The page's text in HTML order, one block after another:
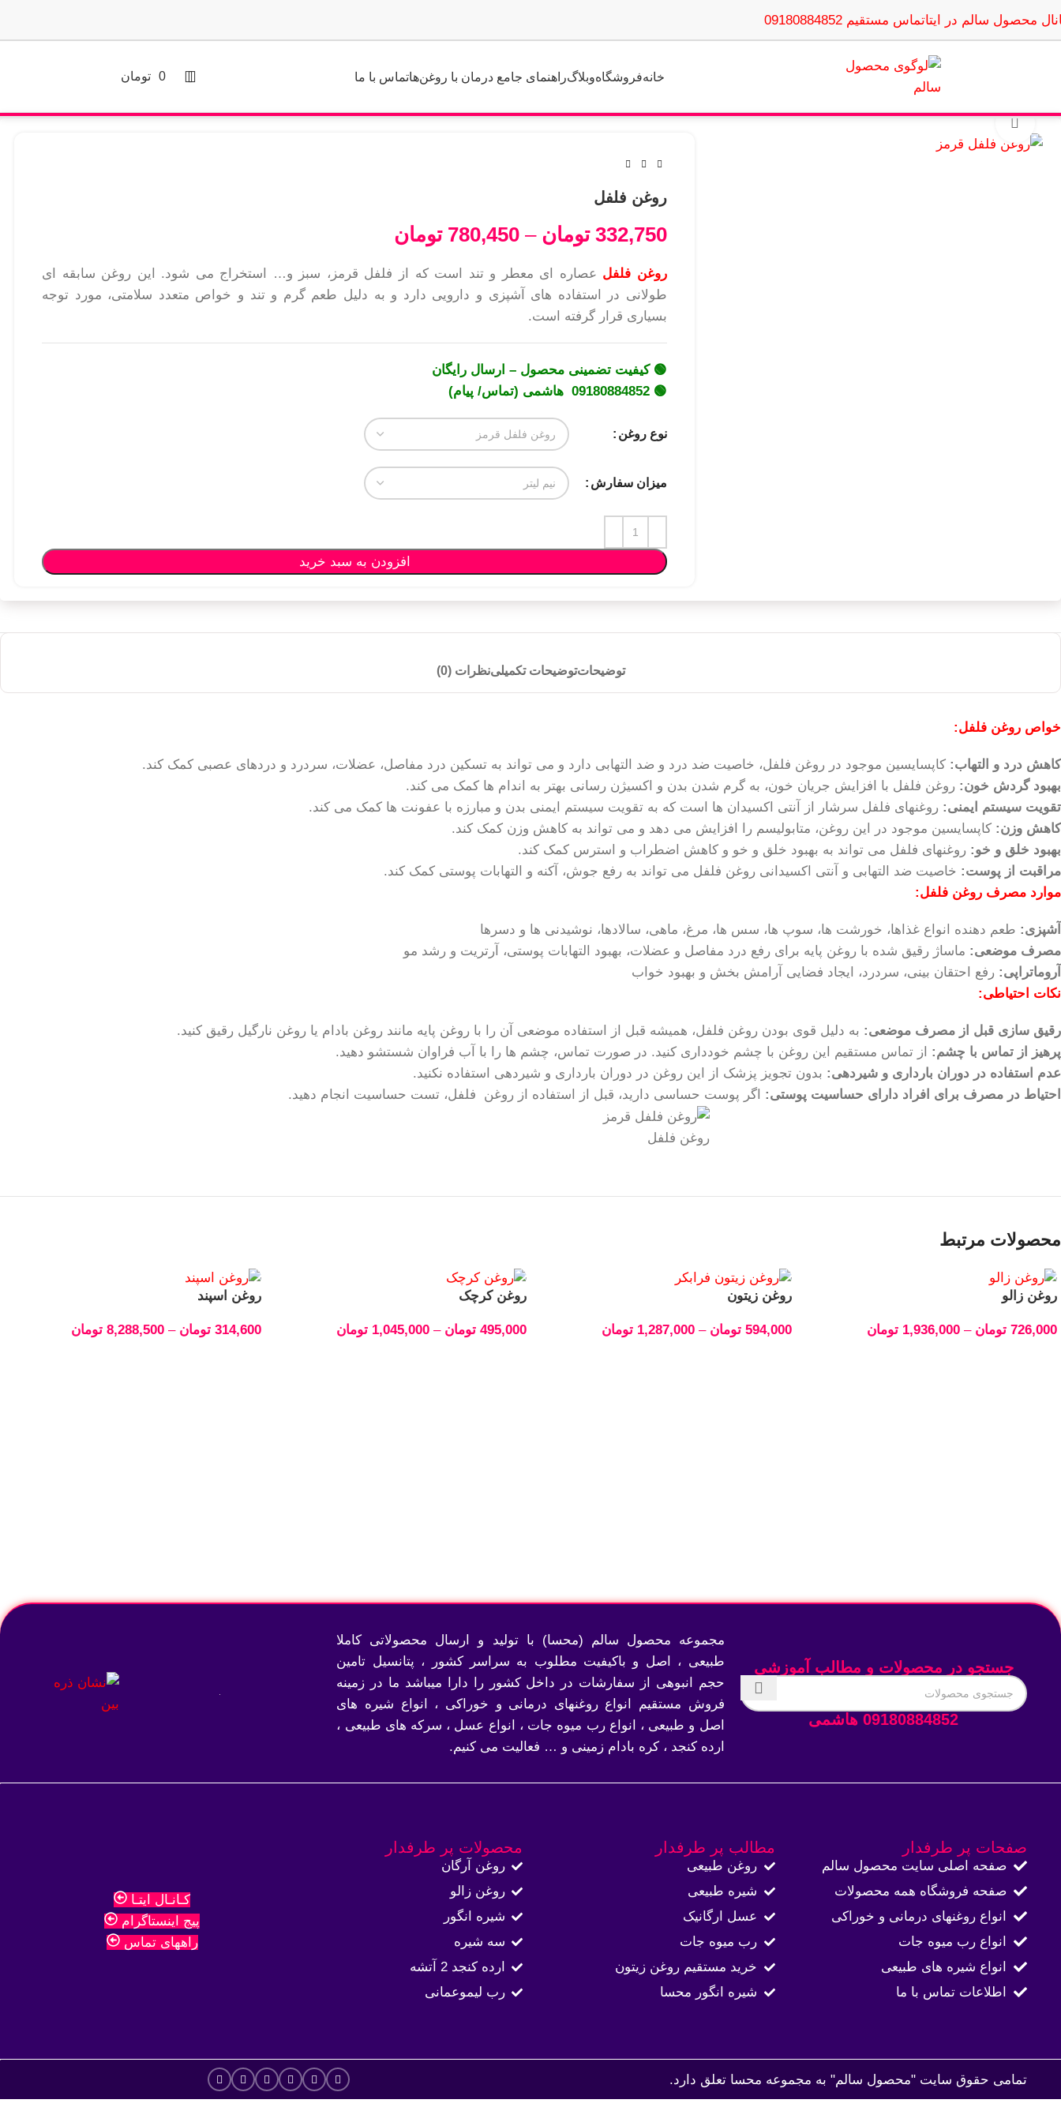
محصول سالم در ایتاتماس مستقیم 09180884852
خانهفروشگاهوبلاگراهنمای جامع درمان با روغن‌هاتماس با ما 0 تومان
روغن فلفل
332,750 تومان –
780,450 تومان
روغن فلفل عصاره ای معطر و تند است که از فلفل قرمز، سبز و… استخراج می شود. این روغن سابقه ای
طولانی در استفاده های آشپزی و دارویی دارد و به دلیل طعم گرم و تند و خواص متعدد سلامتی، مورد توجه
بسیاری قرار گرفته است.
🟢 کیفیت تضمینی محصول – ارسال رایگان
🟢 09180884852 هاشمی (تماس/ پیام)
نوع روغن
میزان سفارش
افزودن به سبد خرید
توضیحاتتوضیحات تکمیلینظرات (0)
خواص روغن فلفل:
کاهش درد و التهاب: کاپسایسین موجود در روغن فلفل، خاصیت ضد درد و ضد التهابی دارد و می تواند به تسکین درد مفاصل، عضلات، سردرد و دردهای عصبی کمک کند.
بهبود گردش خون: روغن فلفل با افزایش جریان خون، به گرم شدن بدن و اکسیژن رسانی بهتر به اندام ها کمک می کند.
تقویت سیستم ایمنی: روغنهای فلفل سرشار از آنتی اکسیدان ها است که به تقویت سیستم ایمنی بدن و مبارزه با عفونت ها کمک می کند.
کاهش وزن: کاپسایسین موجود در این روغن، متابولیسم را افزایش می دهد و می تواند به کاهش وزن کمک کند.
بهبود خلق و خو: روغنهای فلفل می تواند به بهبود خلق و خو و کاهش اضطراب و استرس کمک کند.
مراقبت از پوست: خاصیت ضد التهابی و آنتی اکسیدانی روغن فلفل می تواند به رفع جوش، آکنه و التهابات پوستی کمک کند.
موارد مصرف روغن فلفل:
آشپزی: طعم دهنده انواع غذاها، خورشت ها، سوپ ها، سس ها، مرغ، ماهی، سالادها، نوشیدنی ها و دسرها
مصرف موضعی: ماساژ رقیق شده با روغن پایه برای رفع درد مفاصل و عضلات، بهبود التهابات پوستی، آرتریت و رشد مو
آروماتراپی: رفع احتقان بینی، سردرد، ایجاد فضایی آرامش بخش و بهبود خواب
نکات احتیاطی:
رقیق سازی قبل از مصرف موضعی: به دلیل قوی بودن روغن فلفل، همیشه قبل از استفاده موضعی آن را با روغن پایه مانند روغن بادام یا روغن نارگیل رقیق کنید.
پرهیز از تماس با چشم: از تماس مستقیم این روغن با چشم خودداری کنید. در صورت تماس، چشم ها را با آب فراوان شستشو دهید.
عدم استفاده در دوران بارداری و شیردهی: بدون تجویز پزشک از این روغن در دوران بارداری و شیردهی استفاده نکنید.
احتیاط در مصرف برای افراد دارای حساسیت پوستی: اگر پوست حساسی دارید، قبل از استفاده از روغن فلفل، تست حساسیت انجام دهید.
روغن فلفل
محصولات مرتبط
روغن زالو
726,000 تومان –
1,936,000 تومان
روغن زیتون
594,000 تومان –
1,287,000 تومان
روغن کرچک
495,000 تومان –
1,045,000 تومان
روغن اسپند
314,600 تومان –
8,288,500 تومان
جستجو در محصولات و مطالب آموزشی
09180884852 هاشمی
مجموعه محصول سالم (محسا) با تولید و ارسال محصولاتی کاملا
طبیعی ، اصل و باکیفیت مطلوب به سراسر کشور ، پتانسیل تامین
حجم انبوهی از سفارشات در داخل کشور را دارا میباشد ما در زمینه
فروش مستقیم انواع روغنهای درمانی و خوراکی ، انواع شیره های
اصل و طبیعی ، انواع رب میوه جات ، انواع عسل ، سرکه های طبیعی ،
ارده کنجد ، کره بادام زمینی و … فعالیت می کنیم.
صفحات پر طرفدار
صفحه اصلی سایت محصول سالم
صفحه فروشگاه همه محصولات​
انواع روغنهای درمانی و خوراکی
انواع رب میوه جات
انواع شیره های طبیعی
اطلاعات تماس با ما​
مطالب پر طرفدار
روغن طبیعی
شیره طبیعی
عسل ارگانیک
رب میوه جات
خرید مستقیم روغن زیتون
شیره انگور محسا
محصولات پر طرفدار
روغن آرگان
روغن زالو
شیره انگور
سه شیره
ارده کنجد 2 آتشه
رب لیموعمانی
کـانـال ایتـا
پیج اینستاگرام
راههای تماس
تمامی حقوق سایت "محصول سالم" به مجموعه محسا تعلق دارد.